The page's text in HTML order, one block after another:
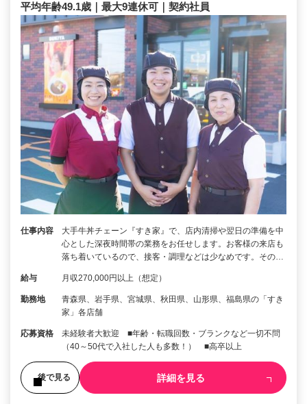
平均年齢49.1歳｜最大9連休可｜契約社員
仕事内容
大手牛丼チェーン『すき家』で、店内清掃や翌日の準備を中
心とした深夜時間帯の業務をお任せします。お客様の来店も
落ち着いているので、接客・調理などは少なめです。その…
給与 月収270,000円以上（想定）
勤務地
青森県、岩手県、宮城県、秋田県、山形県、福島県の「すき
家」各店舗
応募資格
未経験者大歓迎 ■年齢・転職回数・ブランクなど一切不問
（40～50代で入社した人も多数！） ■高卒以上
後で見る 詳細を見る